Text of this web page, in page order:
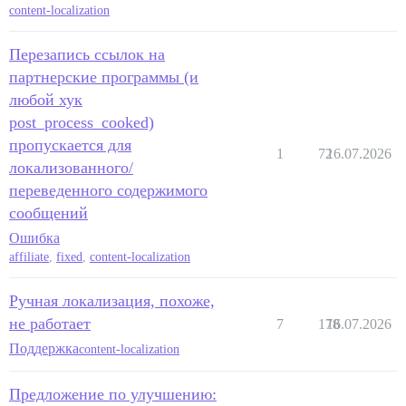
content-localization
Перезапись ссылок на
партнерские программы (и
любой хук
post_process_cooked)
пропускается для
локализованного/
переведенного содержимого
сообщений
Ошибка
affiliate, fixed, content-localization
1 7216.07.2026
Ручная локализация, похоже,
не работает
Поддержкаcontent-localization
7 178
16.07.2026
Предложение по улучшению: